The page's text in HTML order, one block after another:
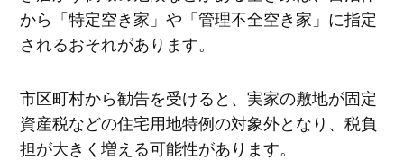
から「特定空き家」や「管理不全空き家」に指定
されるおそれがあります。
市区町村から勧告を受けると、実家の敷地が固定
資産税などの住宅用地特例の対象外となり、税負
担が大きく増える可能性があります。